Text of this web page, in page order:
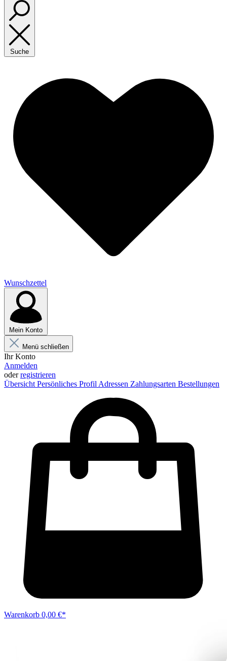
Suche
Wunschzettel
Mein Konto
Menü schließen
Ihr Konto
Anmelden
oderregistrieren
Übersicht Persönliches Profil Adressen Zahlungsarten Bestellungen
Warenkorb 0,00 €*